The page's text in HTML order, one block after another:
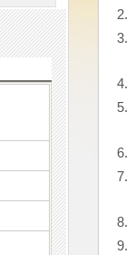
2.
3.
4.
5.
6.
7.
8.
9.